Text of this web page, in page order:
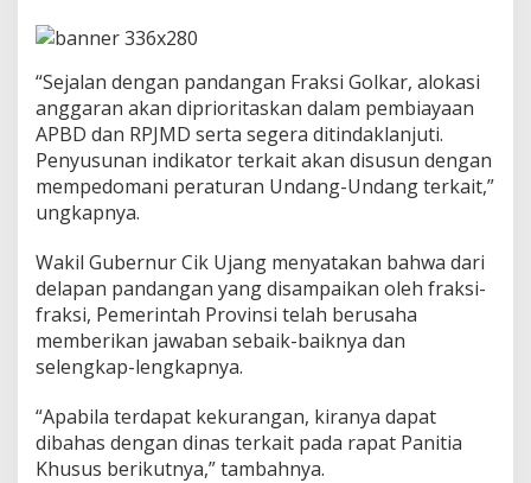
d
L
a
n
j
e
P
a
s
u
“Sejalan dengan pandangan Fraksi Golkar, alokasi
anggaran akan diprioritaskan dalam pembiayaan
APBD dan RPJMD serta segera ditindaklanjuti.
Penyusunan indikator terkait akan disusun dengan
mempedomani peraturan Undang-Undang terkait,”
ungkapnya.
Wakil Gubernur Cik Ujang menyatakan bahwa dari
delapan pandangan yang disampaikan oleh fraksi-
fraksi, Pemerintah Provinsi telah berusaha
memberikan jawaban sebaik-baiknya dan
selengkap-lengkapnya.
“Apabila terdapat kekurangan, kiranya dapat
dibahas dengan dinas terkait pada rapat Panitia
Khusus berikutnya,” tambahnya.